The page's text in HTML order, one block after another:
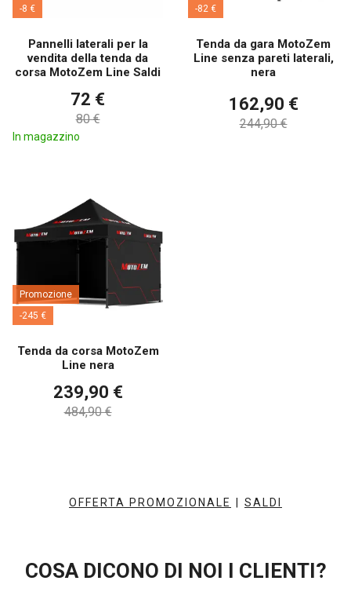
-8 €
Pannelli laterali per la
vendita della tenda da
corsa MotoZem Line Saldi
72 €
80 €
In magazzino
-82 €
Tenda da gara MotoZem
Line senza pareti laterali,
nera
162,90 €
244,90 €
Promozione
-245 €
Tenda da corsa MotoZem
Line nera
239,90 €
484,90 €
OFFERTA PROMOZIONALE SALDI
COSA DICONO DI NOI I CLIENTI?